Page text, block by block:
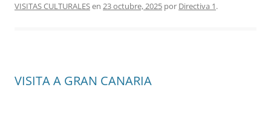
VISITAS CULTURALESen 23 octubre, 2025 por Directiva 1.
VISITA A GRAN CANARIA